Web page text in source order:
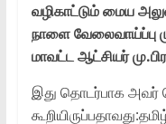
வழிகாட்டும் மைய
நாளை வேலைவாய்ப்பு
மாவட்ட ஆட்சியர்
இது தொடர்பாக அவர்